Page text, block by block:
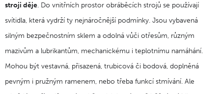
stroji děje. Do vnitřních prostor obráběcích strojů se používají
svítidla, která vydrží ty nejnáročnější podmínky. Jsou vybavená
silným bezpečnostním sklem a odolná vůči otřesům, různým
mazivům a lubrikantům, mechanickému i teplotnímu namáhání.
Mohou být vestavná, přisazená, trubicová či bodová, doplněná
pevným i pružným ramenem, nebo třeba funkcí stmívání. Ale